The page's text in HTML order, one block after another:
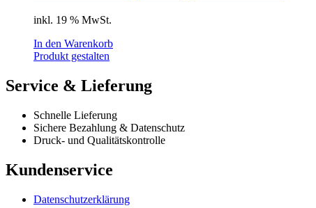
inkl. 19 % MwSt.
In den Warenkorb
Produkt gestalten
Service & Lieferung
Schnelle Lieferung
Sichere Bezahlung & Datenschutz
Druck- und Qualitätskontrolle
Kundenservice
Datenschutzerklärung